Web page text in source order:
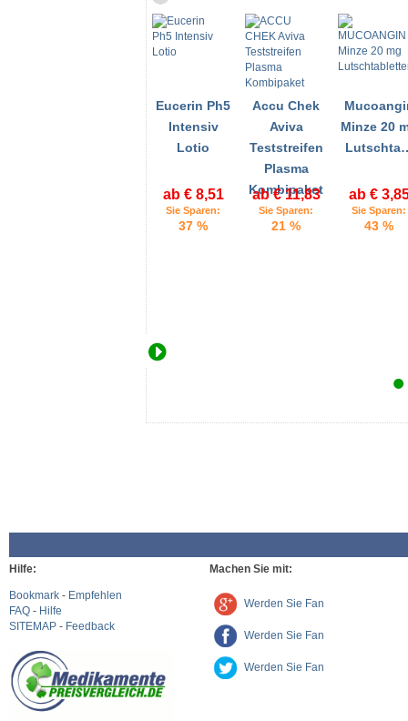
Eucerin Ph5
Intensiv
Lotio
ab € 8,51
Sie Sparen:
37 %
Accu Chek
Aviva
Teststreifen
Plasma
Kombipaket
ab € 11,83
Sie Sparen:
21 %
Minze 20
ab €
Sie Sparen:
43 %
Hilfe:
Bookmark - Empfehlen
FAQ - Hilfe
SITEMAP - Feedback
Machen Sie mit:
Werden Sie Fan
Werden Sie Fan
Werden Sie Fan